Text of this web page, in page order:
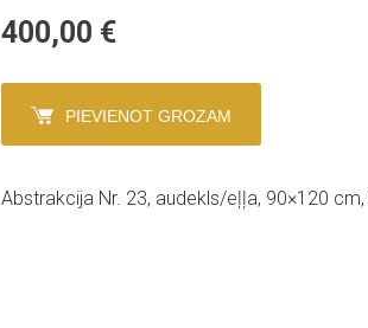
400,00 €
PIEVIENOT GROZAM
Abstrakcija Nr. 23, audekls/eļļa, 90×120 cm,